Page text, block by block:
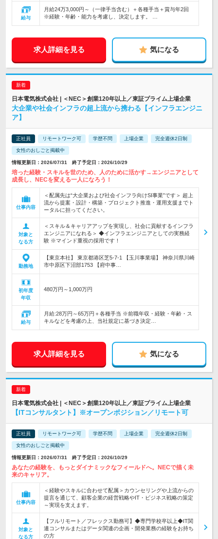
給与
月給24万3,000円～（一律手当含む）＋各種手当＋賞与年2回
※経験・年齢・能力を考慮し、決定します。 …
求人詳細を見る 気になる
日本電気株式会社 | ＜NEC＞創業120年以上／東証プライム上場企業
大企業や社会インフラの超上流から携わる【インフラエンジニ
ア】
正社員 リモートワーク可 学歴不問 上場企業 完全週休2日制
女性のおしごと掲載中
情報更新日：2026/07/31 終了予定日：2026/10/29
培った経験・スキルを世のため、人のために活かす→エンジニアとして
成長し、NECを変える一人になろう！
仕事内容
＜配属先は“大企業および社会インフラ向けSI事業”です＞ 超上
流から提案・設計・構築・プロジェクト推進・運用支援までト
ータルに担ってください。
対象と
なる方
＜スキル＆キャリアアップを実現し、社会に貢献するインフラ
エンジニアになれる＞ ◆インフラエンジニアとしての実務経
験 ※マインド重視の採用です！
勤務地
【東京本社】 東京都港区芝5-7-1 【玉川事業場】 神奈川県川崎
市中原区下沼部1753 【府中事…
初年度
年収
480万円～1,000万円
給与
月給:28万円～65万円＋各種手当 ※前職年収・経験・年齢・ス
キルなどを考慮の上、当社規定に基づき決定…
求人詳細を見る 気になる
日本電気株式会社 | ＜NEC＞創業120年以上／東証プライム上場企業
【ITコンサルタント】※オープンポジション／リモート可
正社員 リモートワーク可 学歴不問 上場企業 完全週休2日制
女性のおしごと掲載中
情報更新日：2026/07/31 終了予定日：2026/10/29
あなたの経験を、もっとダイナミックなフィールドへ。NECで描く未
来のキャリア。
仕事内容
＜経験やスキルに合わせて配属＞カウンセリングや上流からの
提言を通じて、顧客企業の経営戦略やIT・ビジネス戦略の策定
～実現を支えます。
対象と
なる方
【フルリモート／フレックス勤務可】◆専門学校卒以上◆IT関
連コンサルまたはデータ関連の企画・開発業務の経験をお持ち
の方